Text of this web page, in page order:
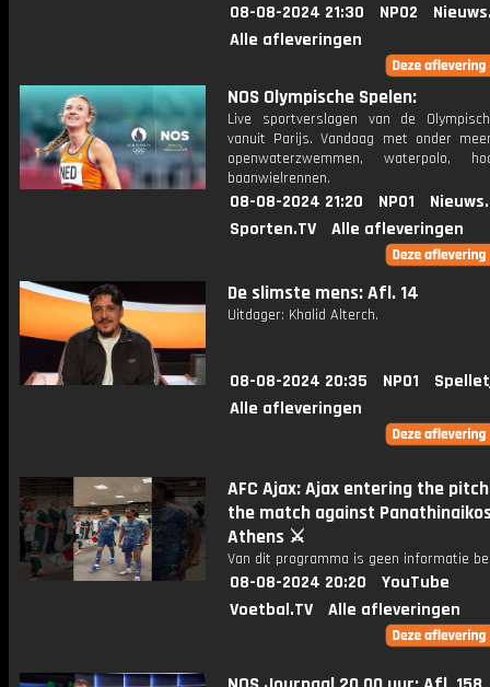
08-08-2024 21:30 NPO2
Alle afleveringen
NOS Olympische Spelen:
Live sportverslagen van de
vanuit Parijs. Vandaag met onder
openwaterzwemmen, waterpolo,
baanwielrennen.
08-08-2024 21:20 NPO1
Sporten.TV
Alle afleveringen
De slimste mens: Afl. 14
Uitdager: Khalid Alterch.
08-08-2024 20:35 NPO1
Alle afleveringen
AFC Ajax: Ajax entering the
the match against
Athens ⚔️
Van dit programma is geen informatie
08-08-2024 20:20
YouTube
Voetbal.TV
Alle afleveringen